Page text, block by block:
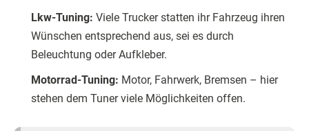
Lkw-Tuning: Viele Trucker statten ihr Fahrzeug ihren
Wünschen entsprechend aus, sei es durch
Beleuchtung oder Aufkleber.
Motorrad-Tuning: Motor, Fahrwerk, Bremsen – hier
stehen dem Tuner viele Möglichkeiten offen.